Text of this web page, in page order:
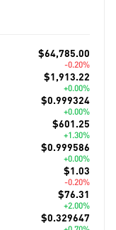
$64,785.00
-0.20%
$1,913.22
+0.00%
$0.999324
+0.00%
$601.25
+1.30%
$0.999586
+0.00%
$1.03
-0.20%
$76.31
+2.00%
$0.329647